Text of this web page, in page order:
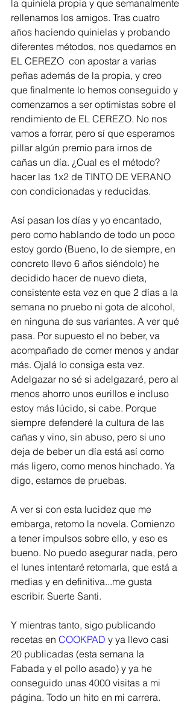
la quiniela propia y que semanalmente
rellenamos los amigos. Tras cuatro
años haciendo quinielas y probando
diferentes métodos, nos quedamos en
EL CEREZO  con apostar a varias
peñas además de la propia, y creo
que finalmente lo hemos conseguido y
comenzamos a ser optimistas sobre el
rendimiento de EL CEREZO. No nos
vamos a forrar, pero sí que esperamos
pillar algún premio para irnos de
cañas un día. ¿Cual es el método?
hacer las 1x2 de TINTO DE VERANO
con condicionadas y reducidas.
Así pasan los días y yo encantado,
pero como hablando de todo un poco
estoy gordo (Bueno, lo de siempre, en
concreto llevo 6 años siéndolo) he
decidido hacer de nuevo dieta,
consistente esta vez en que 2 días a la
semana no pruebo ni gota de alcohol,
en ninguna de sus variantes. A ver qué
pasa. Por supuesto el no beber, va
acompañado de comer menos y andar
más. Ojalá lo consiga esta vez.
Adelgazar no sé si adelgazaré, pero al
menos ahorro unos eurillos e incluso
estoy más lúcido, si cabe. Porque
siempre defenderé la cultura de las
cañas y vino, sin abuso, pero si uno
deja de beber un día está así como
más ligero, como menos hinchado. Ya
digo, estamos de pruebas.
A ver si con esta lucidez que me
embarga, retomo la novela. Comienzo
a tener impulsos sobre ello, y eso es
bueno. No puedo asegurar nada, pero
el lunes intentaré retomarla, que está a
medias y en definitiva...me gusta
escribir. Suerte Santi.
Y mientras tanto, sigo publicando
recetas en COOKPAD y ya llevo casi
20 publicadas (esta semana la
Fabada y el pollo asado) y ya he
conseguido unas 4000 visitas a mi
página. Todo un hito en mi carrera.